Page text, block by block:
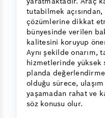
tutabilmek
çözümlerine dikkat
bünyesinde verilen
kalitesini koruyup
Aynı şekilde onarım,
hizmetlerinde yüksek
planda
olduğu sürece, ulaşım
yaşamadan rahat ve
söz konusu olur.